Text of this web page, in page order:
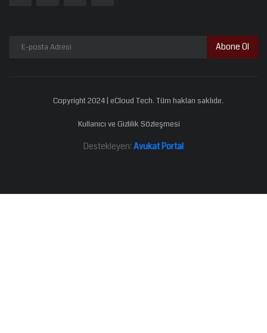
Abone Ol
Copyright 2024 | eCloud Tech. Tüm hakları saklıdır.
Kullanıcı ve Gizlilik Sözleşmesi
Destekleyen: Avukat Portal